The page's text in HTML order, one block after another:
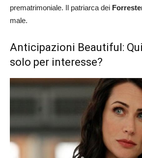
prematrimoniale. Il patriarca dei
male.
Anticipazioni Beautiful:
solo per interesse?